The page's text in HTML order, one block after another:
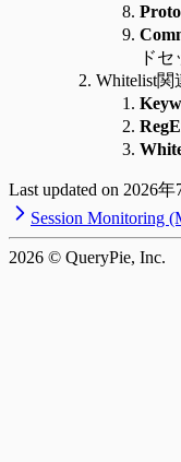
ドセ
Whitelist関
Last updated on 2026年
Session Monitoring
2026 © QueryPie, Inc.